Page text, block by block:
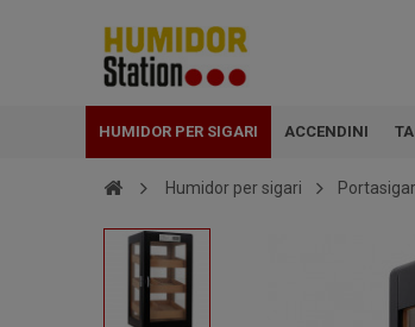
HUMIDOR PER SIGARI ACCENDINI
Humidor per sigari